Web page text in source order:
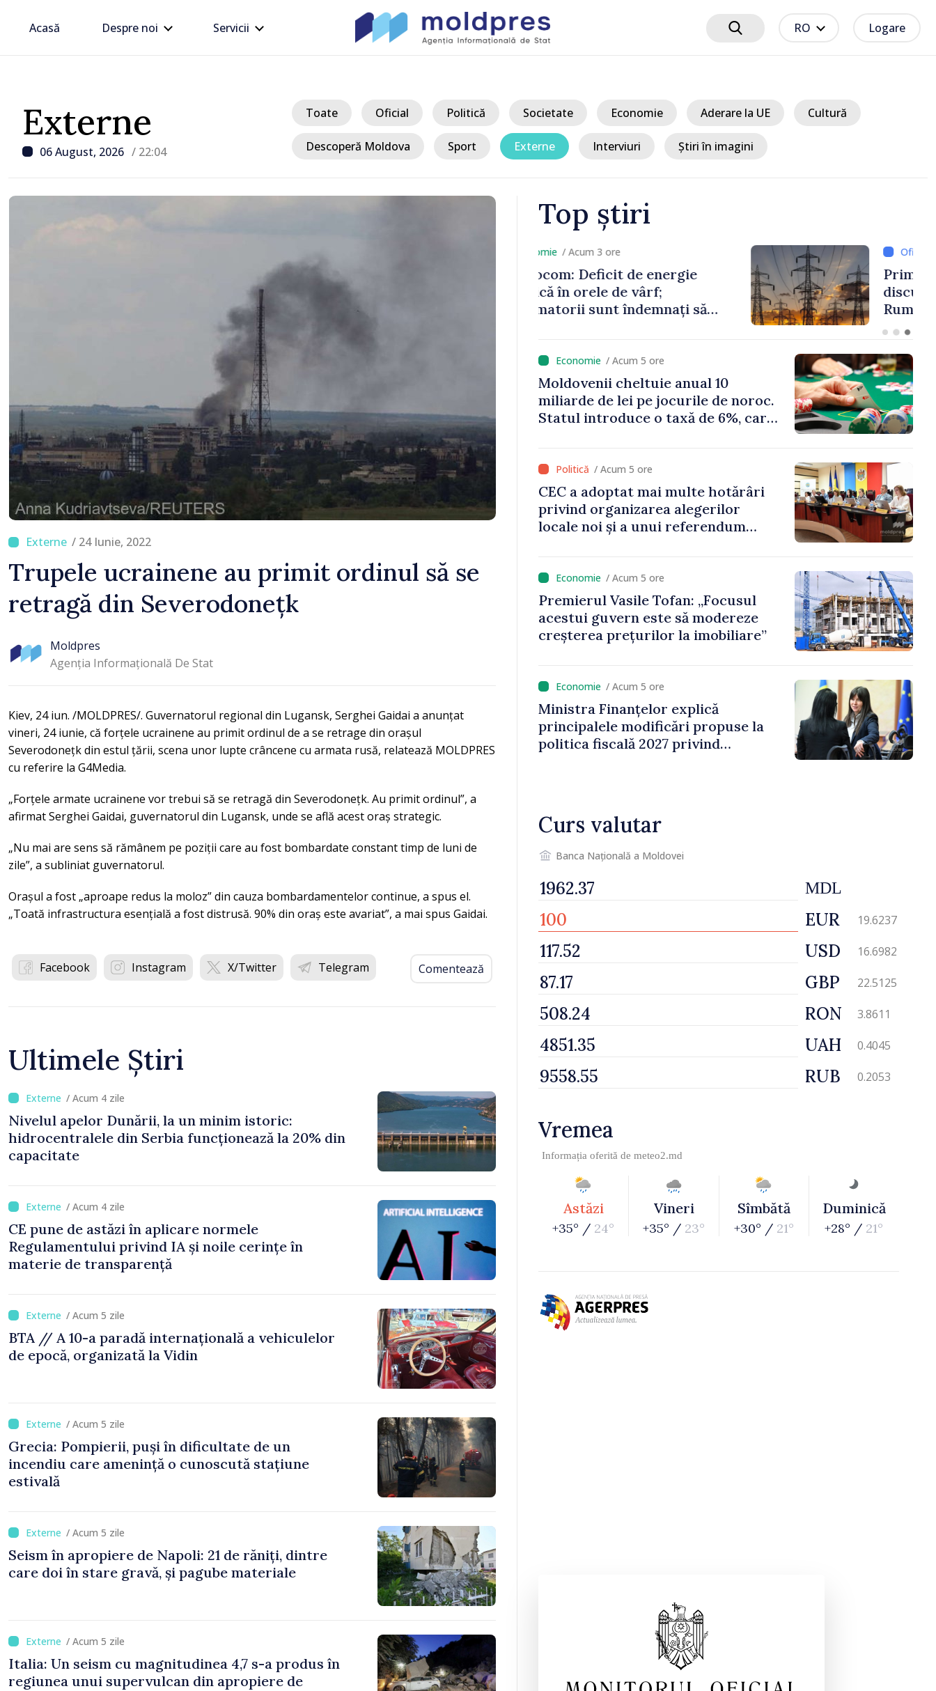
Acasă Despre noi Servicii RO Logare
Externe
06 August, 2026 / 22:04
Toate Oficial Politică Societate Economie Aderare la UE Cultură
Descoperă Moldova Sport Externe Interviuri Știri în imagini
/ 24 Iunie, 2022
Trupele ucrainene au primit ordinul să se
retragă din Severodonețk
Moldpres
Agenția Informațională De Stat
Kiev, 24 iun. /MOLDPRES/. Guvernatorul regional din Lugansk, Serghei Gaidai a anunțat
vineri, 24 iunie, că forțele ucrainene au primit ordinul de a se retrage din orașul
Severodonețk din estul țării, scena unor lupte crâncene cu armata rusă, relatează MOLDPRES
cu referire la G4Media.
„Forțele armate ucrainene vor trebui să se retragă din Severodonețk. Au primit ordinul”, a
afirmat Serghei Gaidai, guvernatorul din Lugansk, unde se află acest oraș strategic.
„Nu mai are sens să rămânem pe poziții care au fost bombardate constant timp de luni de
zile”, a subliniat guvernatorul.
Orașul a fost „aproape redus la moloz” din cauza bombardamentelor continue, a spus el.
„Toată infrastructura esențială a fost distrusă. 90% din oraș este avariat”, a mai spus Gaidai.
Facebook Instagram X/Twitter Telegram Comentează
Ultimele Știri
/ Acum 4 zile
Nivelul apelor Dunării, la un minim istoric:
hidrocentralele din Serbia funcționează la 20% din
capacitate
/ Acum 4 zile
CE pune de astăzi în aplicare normele
Regulamentului privind IA și noile cerințe în
materie de transparență
/ Acum 5 zile
BTA // A 10-a paradă internațională a vehiculelor
de epocă, organizată la Vidin
/ Acum 5 zile
Grecia: Pompierii, puși în dificultate de un
incendiu care amenință o cunoscută stațiune
estivală
/ Acum 5 zile
Seism în apropiere de Napoli: 21 de răniți, dintre
care doi în stare gravă, și pagube materiale
/ Acum 5 zile
Italia: Un seism cu magnitudinea 4,7 s-a produs în
regiunea unui supervulcan din apropiere de
Top știri
Energocom: Deficit de energie
electrică în orele de vârf;
consumatorii sunt îndemnați să
economisească
/ Acum 5 ore
Prim-ministrul Vasile Tofan a
discutat cu omologul său bulgar,
Rumen Radev
/ Acum 5 ore
Moldovenii cheltuie anual 10
miliarde de lei pe jocurile de noroc.
Statul introduce o taxă de 6%, care
/ Acum 5 ore
CEC a adoptat mai multe hotărâri
privind organizarea alegerilor
locale noi și a unui referendum
/ Acum 5 ore
Premierul Vasile Tofan: „Focusul
acestui guvern este să modereze
creșterea prețurilor la imobiliare”
/ Acum 5 ore
Ministra Finanțelor explică
principalele modificări propuse la
politica fiscală 2027 privind
Curs valutar
Banca Națională a Moldovei
MDL
EUR 19.6237
USD 16.6982
GBP 22.5125
RON 3.8611
UAH 0.4045
RUB 0.2053
Vremea
Informația oferită de meteo2.md
Astăzi
+35° / 24°
Vineri
+35° / 23°
Sîmbătă
+30° / 21°
Duminică
+28° / 21°